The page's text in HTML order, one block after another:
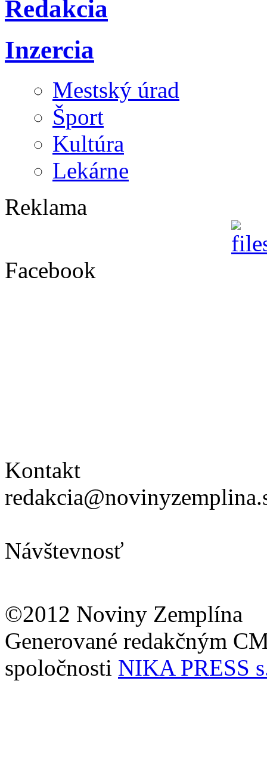
Redakcia
Inzercia
Mestský úrad
Šport
Kultúra
Lekárne
Reklama
Facebook
Kontakt
Návštevnosť
©2012 Noviny Zemplína
Generované redakčným
spoločnosti NIKA PRESS